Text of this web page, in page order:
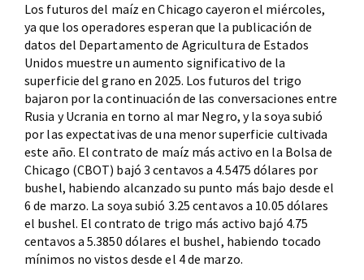
Los futuros del maíz en Chicago cayeron el miércoles,
ya que los operadores esperan que la publicación de
datos del Departamento de Agricultura de Estados
Unidos muestre un aumento significativo de la
superficie del grano en 2025. Los futuros del trigo
bajaron por la continuación de las conversaciones entre
Rusia y Ucrania en torno al mar Negro, y la soya subió
por las expectativas de una menor superficie cultivada
este año. El contrato de maíz más activo en la Bolsa de
Chicago (CBOT) bajó 3 centavos a 4.5475 dólares por
bushel, habiendo alcanzado su punto más bajo desde el
6 de marzo. La soya subió 3.25 centavos a 10.05 dólares
el bushel. El contrato de trigo más activo bajó 4.75
centavos a 5.3850 dólares el bushel, habiendo tocado
mínimos no vistos desde el 4 de marzo.